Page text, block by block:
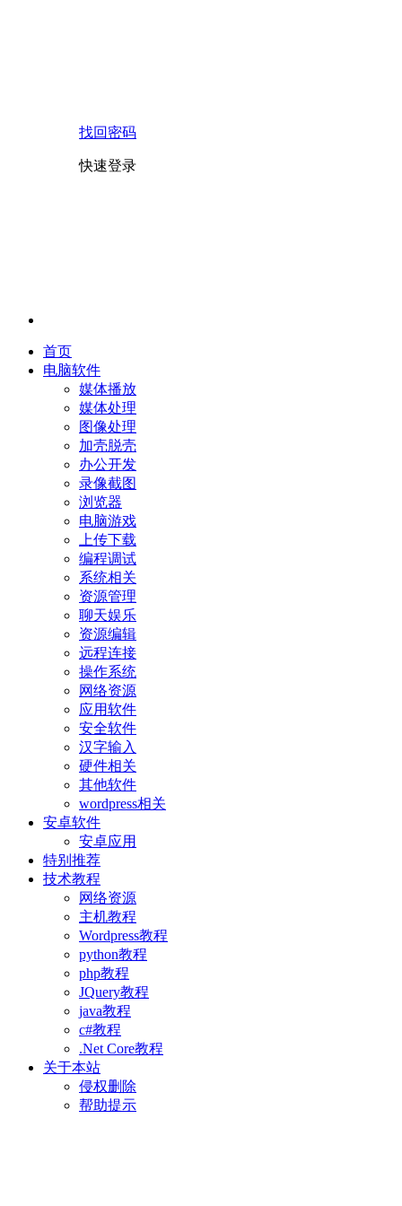
找回密码
快速登录
首页
电脑软件
媒体播放
媒体处理
图像处理
加壳脱壳
办公开发
录像截图
浏览器
电脑游戏
上传下载
编程调试
系统相关
资源管理
聊天娱乐
资源编辑
远程连接
操作系统
网络资源
应用软件
安全软件
汉字输入
硬件相关
其他软件
wordpress相关
安卓软件
安卓应用
特别推荐
技术教程
网络资源
主机教程
Wordpress教程
python教程
php教程
JQuery教程
java教程
c#教程
.Net Core教程
关于本站
侵权删除
帮助提示